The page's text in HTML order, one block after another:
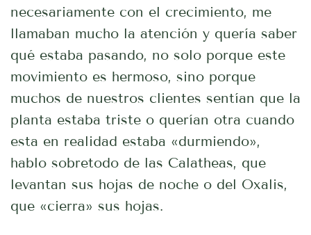
necesariamente con el crecimiento, me
llamaban mucho la atención y quería saber
qué estaba pasando, no solo porque este
movimiento es hermoso, sino porque
muchos de nuestros clientes sentían que la
planta estaba triste o querían otra cuando
esta en realidad estaba «durmiendo»,
hablo sobretodo de las Calatheas, que
levantan sus hojas de noche o del Oxalis,
que «cierra» sus hojas.